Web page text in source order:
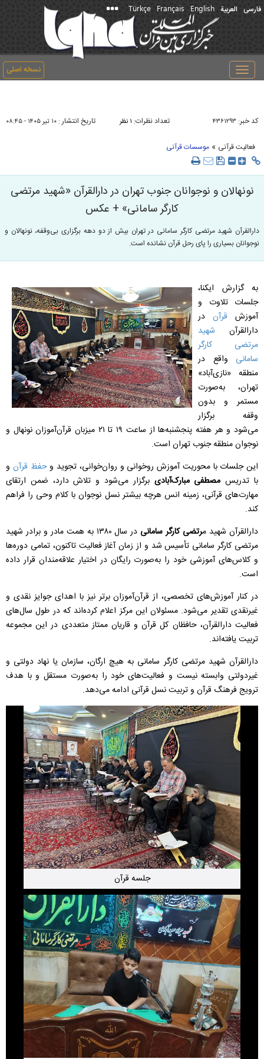
فارسی العربیة English
Français
Türkçe
نسخه اصلی
Toggle
navigation
کد خبر: ۴۳۶۱۲۹۳ تعداد نظرات: ۱ نظر تاریخ انتشار : ۱۰ تير ۱۴۰۵ - ۰۸:۴۵
فعالیت قرآنی » موسسات قرآنی
نونهالان و نوجوانان جنوب تهران در دارالقرآن «شهید مرتضی
کارگر سامانی» + عکس
دارالقرآن شهید مرتضی کارگر سامانی در تهران بیش از دو دهه برگزاری بی‌وقفه، نونهالان و
نوجوانان بسیاری را پای رحل قرآن نشانده است.
به گزارش ایکنا،
جلسات تلاوت و
آموزش قرآن در
دارالقرآن شهید
مرتضی کارگر
سامانی واقع در
منطقه «نازی‌آباد»
تهران، به‌صورت
مستمر و بدون
وقفه برگزار
می‌شود و هر هفته پنجشنبه‌ها از ساعت ۱۹ تا ۲۱ میزبان قرآن‌آموزان نونهال و
نوجوان منطقه جنوب تهران است.
این جلسات با محوریت آموزش روخوانی و روان‌خوانی، تجوید وحفظ قرآن و
با تدریس مصطفی مبارک‌آبادی برگزار می‌شود و تلاش دارد، ضمن ارتقای
مهارت‌های قرآنی، زمینه انس هرچه بیشتر نسل نوجوان با کلام وحی را فراهم
کند.
دارالقرآن شهید مرتضی کارگر سامانی
در سال ۱۳۸۰ به همت مادر و برادر شهید
مرتضی کارگر سامانی تأسیس شد و از زمان آغاز فعالیت تاکنون، تمامی دوره‌ها
و کلاس‌های آموزشی خود را به‌صورت رایگان در اختیار علاقه‌مندان قرار داده
است.
در کنار آموزش‌های تخصصی، از قرآن‌آموزان برتر نیز با اهدای جوایز نقدی و
غیرنقدی تقدیر می‌شود. مسئولان این مرکز اعلام کرده‌اند که در طول سال‌های
فعالیت دارالقرآن، حافظان کل قرآن و قاریان ممتاز متعددی در این مجموعه
تربیت یافته‌اند.
دارالقرآن شهید مرتضی کارگر سامانی به هیچ ارگان، سازمان یا نهاد دولتی و
غیردولتی وابسته نیست و فعالیت‌های خود را به‌صورت مستقل و با هدف
ترویج فرهنگ قرآن و تربیت نسل قرآنی ادامه می‌دهد.
جلسه قرآن